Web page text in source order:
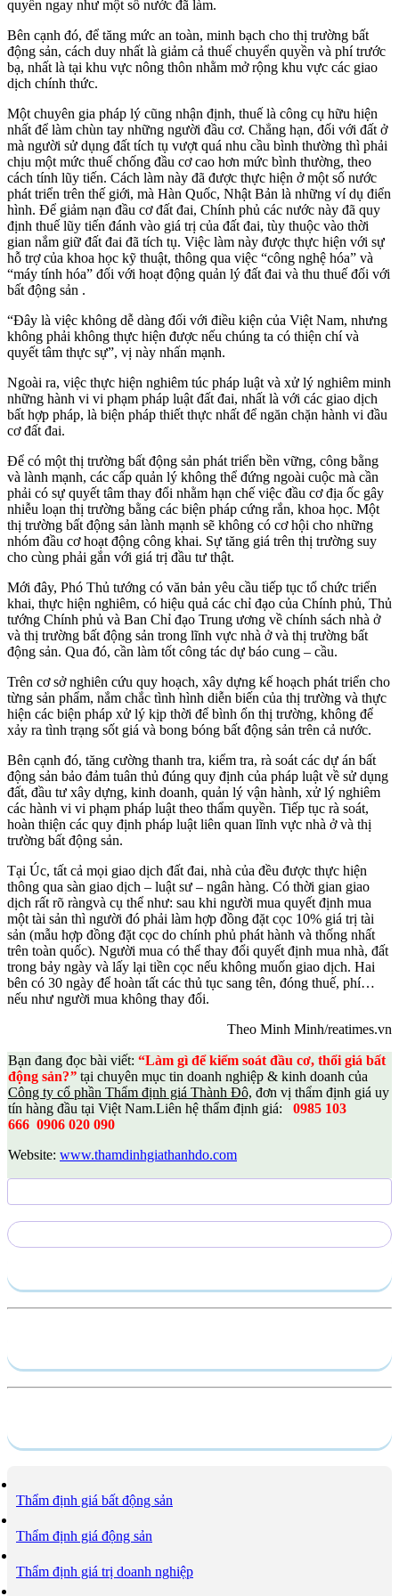
quyền ngay như một số nước đã làm.
Bên cạnh đó, để tăng mức an toàn, minh bạch cho thị trường bất
động sản, cách duy nhất là giảm cả thuế chuyển quyền và phí trước
bạ, nhất là tại khu vực nông thôn nhằm mở rộng khu vực các giao
dịch chính thức.
Một chuyên gia pháp lý cũng nhận định, thuế là công cụ hữu hiện
nhất để làm chùn tay những người đầu cơ. Chẳng hạn, đối với đất ở
mà người sử dụng đất tích tụ vượt quá nhu cầu bình thường thì phải
chịu một mức thuế chống đầu cơ cao hơn mức bình thường, theo
cách tính lũy tiến. Cách làm này đã được thực hiện ở một số nước
phát triển trên thế giới, mà Hàn Quốc, Nhật Bản là những ví dụ điển
hình. Để giảm nạn đầu cơ đất đai, Chính phủ các nước này đã quy
định thuế lũy tiến đánh vào giá trị của đất đai, tùy thuộc vào thời
gian nắm giữ đất đai đã tích tụ. Việc làm này được thực hiện với sự
hỗ trợ của khoa học kỹ thuật, thông qua việc “công nghệ hóa” và
“máy tính hóa” đối với hoạt động quản lý đất đai và thu thuế đối với
bất động sản .
“Đây là việc không dễ dàng đối với điều kiện của Việt Nam, nhưng
không phải không thực hiện được nếu chúng ta có thiện chí và
quyết tâm thực sự”, vị này nhấn mạnh.
Ngoài ra, việc thực hiện nghiêm túc pháp luật và xử lý nghiêm minh
những hành vi vi phạm pháp luật đất đai, nhất là với các giao dịch
bất hợp pháp, là biện pháp thiết thực nhất để ngăn chặn hành vi đầu
cơ đất đai.
Để có một thị trường bất động sản phát triển bền vững, công bằng
và lành mạnh, các cấp quản lý không thể đứng ngoài cuộc mà cần
phải có sự quyết tâm thay đổi nhằm hạn chế việc đầu cơ địa ốc gây
nhiễu loạn thị trường bằng các biện pháp cứng rắn, khoa học. Một
thị trường bất động sản lành mạnh sẽ không có cơ hội cho những
nhóm đầu cơ hoạt động công khai. Sự tăng giá trên thị trường suy
cho cùng phải gắn với giá trị đầu tư thật.
Mới đây, Phó Thủ tướng có văn bản yêu cầu tiếp tục tổ chức triển
khai, thực hiện nghiêm, có hiệu quả các chỉ đạo của Chính phủ, Thủ
tướng Chính phủ và Ban Chỉ đạo Trung ương về chính sách nhà ở
và thị trường bất động sản trong lĩnh vực nhà ở và thị trường bất
động sản. Qua đó, cần làm tốt công tác dự báo cung – cầu.
Trên cơ sở nghiên cứu quy hoạch, xây dựng kế hoạch phát triển cho
từng sản phẩm, nắm chắc tình hình diễn biến của thị trường và thực
hiện các biện pháp xử lý kịp thời để bình ổn thị trường, không để
xảy ra tình trạng sốt giá và bong bóng bất động sản trên cả nước.
Bên cạnh đó, tăng cường thanh tra, kiểm tra, rà soát các dự án bất
động sản bảo đảm tuân thủ đúng quy định của pháp luật về sử dụng
đất, đầu tư xây dựng, kinh doanh, quản lý vận hành, xử lý nghiêm
các hành vi vi phạm pháp luật theo thẩm quyền. Tiếp tục rà soát,
hoàn thiện các quy định pháp luật liên quan lĩnh vực nhà ở và thị
trường bất động sản.
Tại Úc, tất cả mọi giao dịch đất đai, nhà của đều được thực hiện
thông qua sàn giao dịch – luật sư – ngân hàng. Có thời gian giao
dịch rất rõ ràngvà cụ thể như: sau khi người mua quyết định mua
một tài sản thì người đó phải làm hợp đồng đặt cọc 10% giá trị tài
sản (mẫu hợp đồng đặt cọc do chính phủ phát hành và thống nhất
trên toàn quốc). Người mua có thể thay đổi quyết định mua nhà, đất
trong bảy ngày và lấy lại tiền cọc nếu không muốn giao dịch. Hai
bên có 30 ngày để hoàn tất các thủ tục sang tên, đóng thuế, phí…
nếu như người mua không thay đổi.
Theo Minh Minh/reatimes.vn
Bạn đang đọc bài viết: “Làm gì để kiểm soát đầu cơ, thổi giá bất
động sản?” tại chuyên mục tin doanh nghiệp & kinh doanh của
Công ty cổ phần Thẩm định giá Thành Đô, đơn vị thẩm định giá uy
tín hàng đầu tại Việt Nam.Liên hệ thẩm định giá:
0985 103
666 0906 020 090
Website: www.thamdinhgiathanhdo.com
Thẩm định giá bất động sản
Thẩm định giá động sản
Thẩm định giá trị doanh nghiệp